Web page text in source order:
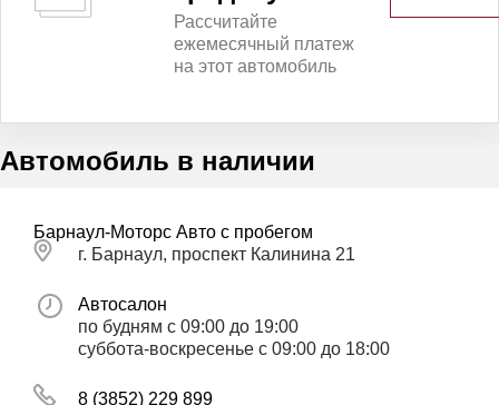
Рассчитайте
ежемесячный платеж
на этот автомобиль
Автомобиль в наличии
Барнаул-Моторс Авто с пробегом
г. Барнаул, проспект Калинина 21
Автосалон
по будням с 09:00 до 19:00
суббота-воскресенье с 09:00 до 18:00
8 (3852) 229 899